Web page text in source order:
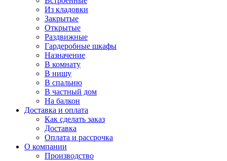
Из кладовки
Закрытые
Открытые
Раздвижные
Гардеробные шкафы
Назначение
В комнату
В нишу
В спальню
В частный дом
На балкон
Доставка и оплата
Как сделать заказ
Доставка
Оплата и рассрочка
О компании
Производство